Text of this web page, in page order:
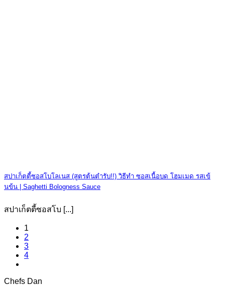
สปาเก็ตตี้ซอสโบโลเนส (สูตรต้นตำรับ!!) วิธีทำ ซอสเนื้อบด โฮมเมด รสเข้
นข้น | Saghetti Bologness Sauce
สปาเก็ตตี้ซอสโบ [...]
1
2
3
4
Chefs Dan